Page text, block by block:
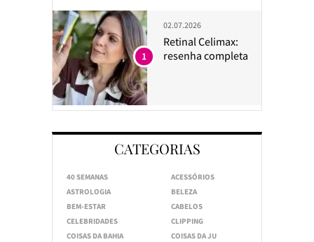
02.07.2026
Retinal Celimax:
resenha completa
1
CATEGORIAS
40 SEMANAS
ACESSÓRIOS
ASTROLOGIA
BELEZA
BEM-ESTAR
CABELOS
CELEBRIDADES
CLIPPING
COISAS DA BAHIA
COISAS DA JU